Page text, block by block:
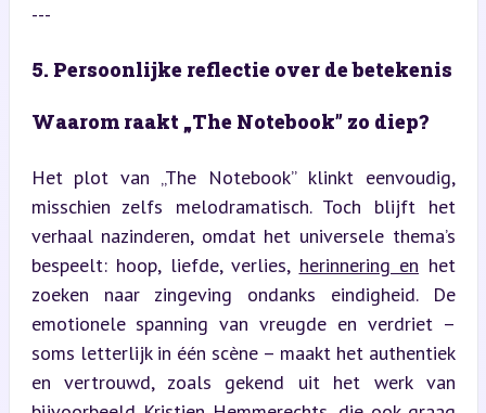
---
5. Persoonlijke reflectie over de betekenis
Waarom raakt „The Notebook” zo diep?
Het plot van „The Notebook” klinkt eenvoudig,
misschien zelfs melodramatisch. Toch blijft het
verhaal nazinderen, omdat het universele thema’s
bespeelt: hoop, liefde, verlies, herinnering en het
zoeken naar zingeving ondanks eindigheid. De
emotionele spanning van vreugde en verdriet –
soms letterlijk in één scène – maakt het authentiek
en vertrouwd, zoals gekend uit het werk van